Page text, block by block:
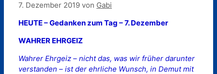
7. Dezember 2019 von Gabi
HEUTE – Gedanken zum Tag – 7. Dezember
WAHRER EHRGEIZ
Wahrer Ehrgeiz – nicht das, was wir früher darunter
verstanden – ist der ehrliche Wunsch, in Demut mit